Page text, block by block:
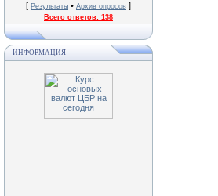
[ Результаты • Архив опросов ]
Всего ответов: 138
ИНФОРМАЦИЯ